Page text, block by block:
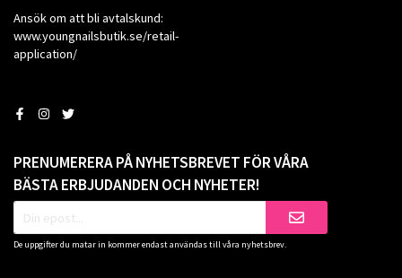
Ansök om att bli avtalskund:
www.youngnailsbutik.se/retail-
application/
PRENUMERERA PÅ NYHETSBREVET FÖR VÅRA
BÄSTA ERBJUDANDEN OCH NYHETER!
De uppgifter du matar in kommer endast användas till våra nyhetsbrev.